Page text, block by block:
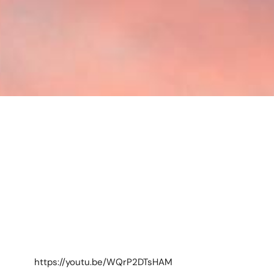
https://youtu.be/WQrP2DTsHAM